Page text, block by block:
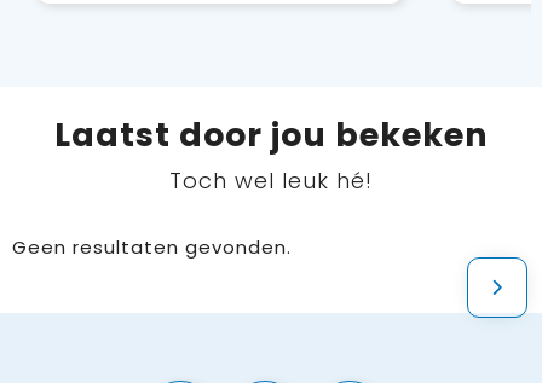
Laatst door jou bekeken
Toch wel leuk hé!
Geen resultaten gevonden.